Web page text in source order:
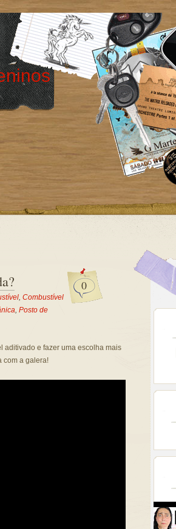
0
, Combustível
, Posto de
aditivado e fazer uma escolha mais
com a galera!